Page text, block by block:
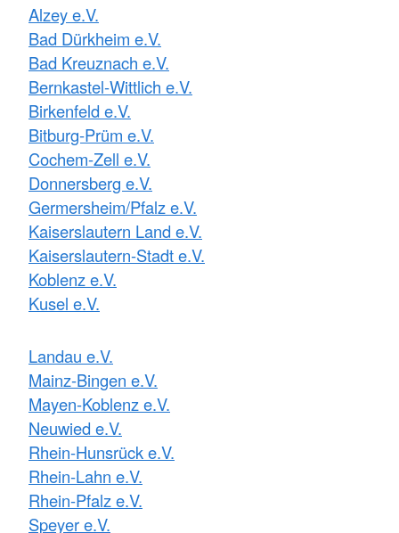
Alzey e.V.
Bad Dürkheim e.V.
Bad Kreuznach e.V.
Bernkastel-Wittlich e.V.
Birkenfeld e.V.
Bitburg-Prüm e.V.
Cochem-Zell e.V.
Donnersberg e.V.
Germersheim/Pfalz e.V.
Kaiserslautern Land e.V.
Kaiserslautern-Stadt e.V.
Koblenz e.V.
Kusel e.V.
Landau e.V.
Mainz-Bingen e.V.
Mayen-Koblenz e.V.
Neuwied e.V.
Rhein-Hunsrück e.V.
Rhein-Lahn e.V.
Rhein-Pfalz e.V.
Speyer e.V.